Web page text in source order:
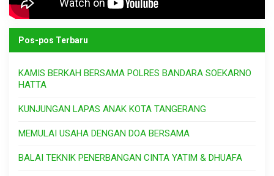
Pos-pos Terbaru
KAMIS BERKAH BERSAMA POLRES BANDARA SOEKARNO
HATTA
KUNJUNGAN LAPAS ANAK KOTA TANGERANG
MEMULAI USAHA DENGAN DOA BERSAMA
BALAI TEKNIK PENERBANGAN CINTA YATIM & DHUAFA